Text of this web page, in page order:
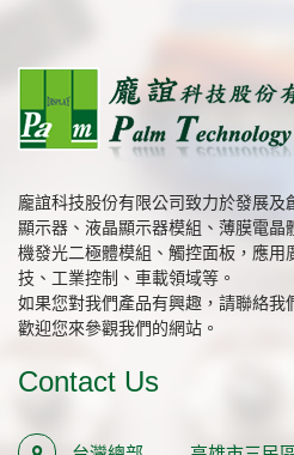
龐誼科技股份有限公司致力於發展及
顯示器、液晶顯示器模組、薄膜電晶
機發光二極體模組、觸控面板，應用
技、工業控制、車載領域等。
如果您對我們產品有興趣，請聯絡我
歡迎您來參觀我們的網站。
Contact Us